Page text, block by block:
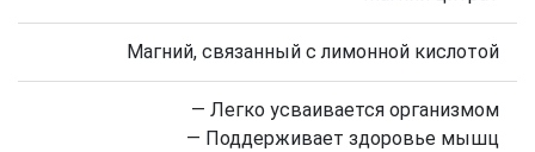
Магний, связанный с лимонной кислотой
— Легко усваивается организмом
— Поддерживает здоровье мышц